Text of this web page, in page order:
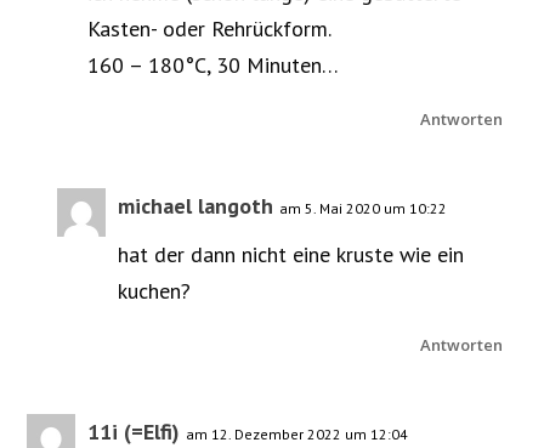
Kasten- oder Rehrückform.
160 – 180°C, 30 Minuten…
Antworten
michael langoth am 5. Mai 2020 um 10:22
hat der dann nicht eine kruste wie ein
kuchen?
Antworten
11i (=Elfi) am 12. Dezember 2022 um 12:04